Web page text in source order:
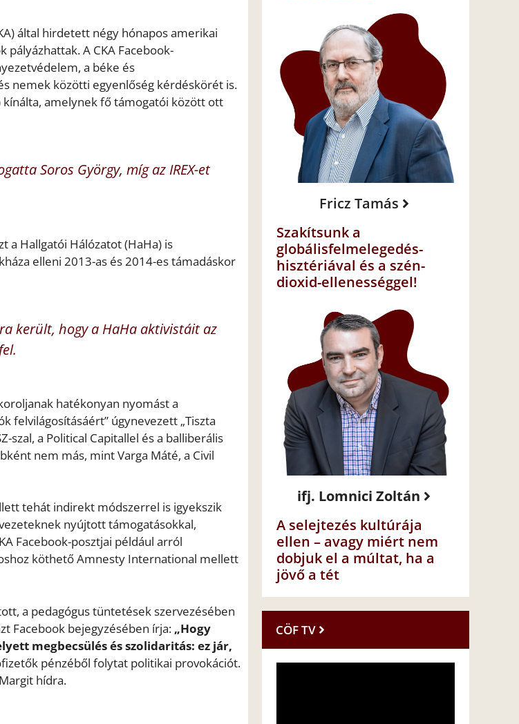
által hirdetett négy hónapos amerikai
A CKA Facebook-
a béke és
nemek közötti egyenlőség kérdéskörét is.
kínálta, amelynek fő támogatói között ott
Soros György, míg az IREX-et
a Hallgatói Hálózatot (HaHa) is
elleni 2013-as és 2014-es támadáskor
került, hogy a HaHa aktivistáit az
hatékonyan nyomást a
felvilágosításáért” úgynevezett „Tiszta
szal, a Political Capitallel és a balliberális
nem más, mint Varga Máté, a Civil
tehát indirekt módszerrel is igyekszik
nyújtott támogatásokkal,
Facebook-posztjai például arról
köthető Amnesty International mellett
a pedagógus tüntetések szervezésében
Facebook bejegyzésében írja: „Hogy
megbecsülés és szolidaritás: ez jár,
pénzéből folytat politikai provokációt.
hídra.
Fricz Tamás
Szakítsunk a
globálisfelmelegedés-
hisztériával és a szén-
dioxid-ellenességgel!
ifj. Lomnici Zoltán
A selejtezés kultúrája
ellen – avagy miért nem
dobjuk el a múltat, ha a
jövő a tét
CÖF TV